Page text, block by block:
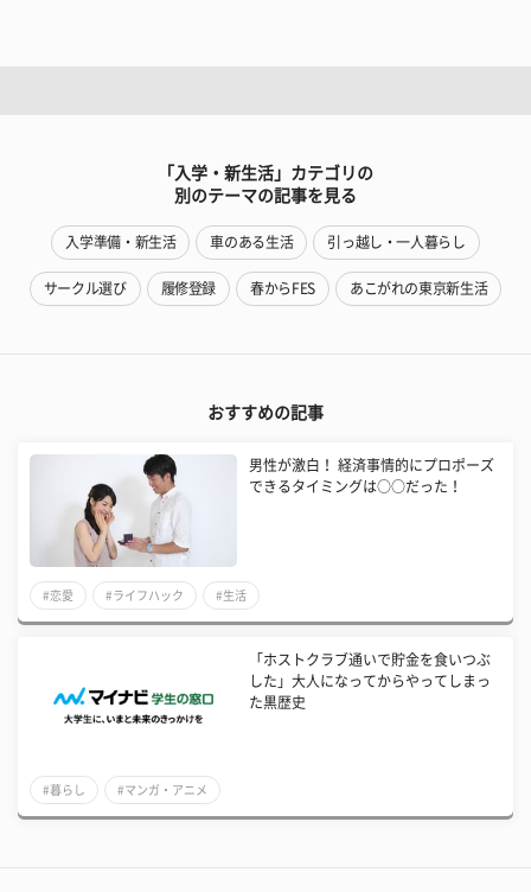
「入学・新生活」カテゴリの
別のテーマの記事を見る
入学準備・新生活 車のある生活 引っ越し・一人暮らし
サークル選び 履修登録 春からFES あこがれの東京新生活
おすすめの記事
男性が激白！ 経済事情的にプロポーズ
できるタイミングは○○だった！
#恋愛 #ライフハック #生活
「ホストクラブ通いで貯金を食いつぶ
した」大人になってからやってしまっ
た黒歴史
#暮らし #マンガ・アニメ